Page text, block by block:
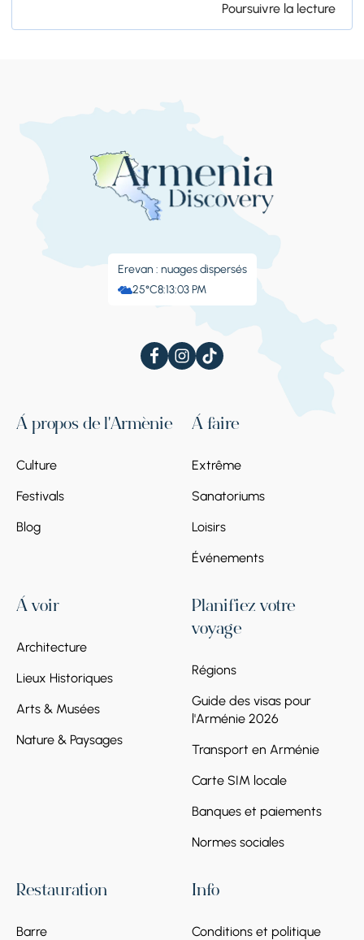
Poursuivre la lecture
Erevan : nuages ​​dispersés
25°C8:13:04 PM
À propos de l'Arménie
Culture
Festivals
Blog
À faire
Extrême
Sanatoriums
Loisirs
Événements
À voir
Architecture
Lieux Historiques
Arts & Musées
Nature & Paysages
Planifiez votre
voyage
Régions
Guide des visas pour
l'Arménie 2026
Transport en Arménie
Carte SIM locale
Banques et paiements
Normes sociales
Restauration
Barre
Info
Conditions et politique